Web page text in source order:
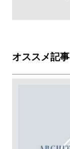
オススメ記事